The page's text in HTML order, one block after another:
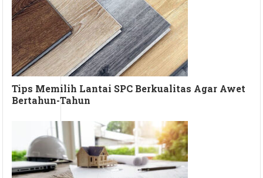
Tips Memilih Lantai SPC Berkualitas Agar Awet
Bertahun-Tahun